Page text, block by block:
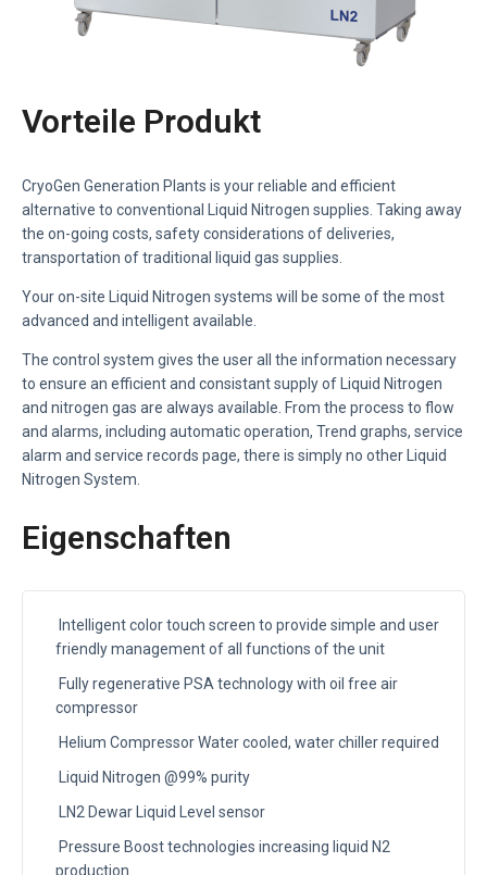
Vorteile Produkt
CryoGen Generation Plants is your reliable and efficient
alternative to conventional Liquid Nitrogen supplies. Taking away
the on-going costs, safety considerations of deliveries,
transportation of traditional liquid gas supplies.
Your on-site Liquid Nitrogen systems will be some of the most
advanced and intelligent available.
The control system gives the user all the information necessary
to ensure an efficient and consistant supply of Liquid Nitrogen
and nitrogen gas are always available. From the process to flow
and alarms, including automatic operation, Trend graphs, service
alarm and service records page, there is simply no other Liquid
Nitrogen System.
Eigenschaften
Intelligent color touch screen to provide simple and user
friendly management of all functions of the unit
Fully regenerative PSA technology with oil free air
compressor
Helium Compressor Water cooled, water chiller required
Liquid Nitrogen @99% purity
LN2 Dewar Liquid Level sensor
Pressure Boost technologies increasing liquid N2
production